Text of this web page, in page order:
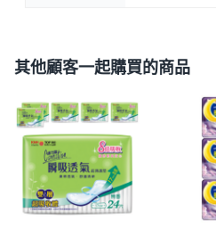
其他顧客一起購買的商品